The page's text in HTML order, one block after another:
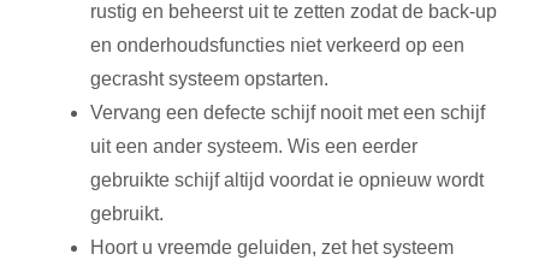
rustig en beheerst uit te zetten zodat de back-up
en onderhoudsfuncties niet verkeerd op een
gecrasht systeem opstarten.
Vervang een defecte schijf nooit met een schijf
uit een ander systeem. Wis een eerder
gebruikte schijf altijd voordat ie opnieuw wordt
gebruikt.
Hoort u vreemde geluiden, zet het systeem